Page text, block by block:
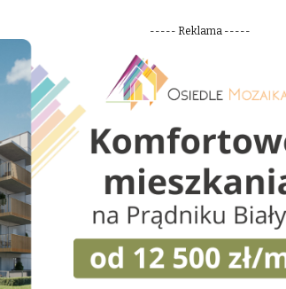
----- Reklama -----